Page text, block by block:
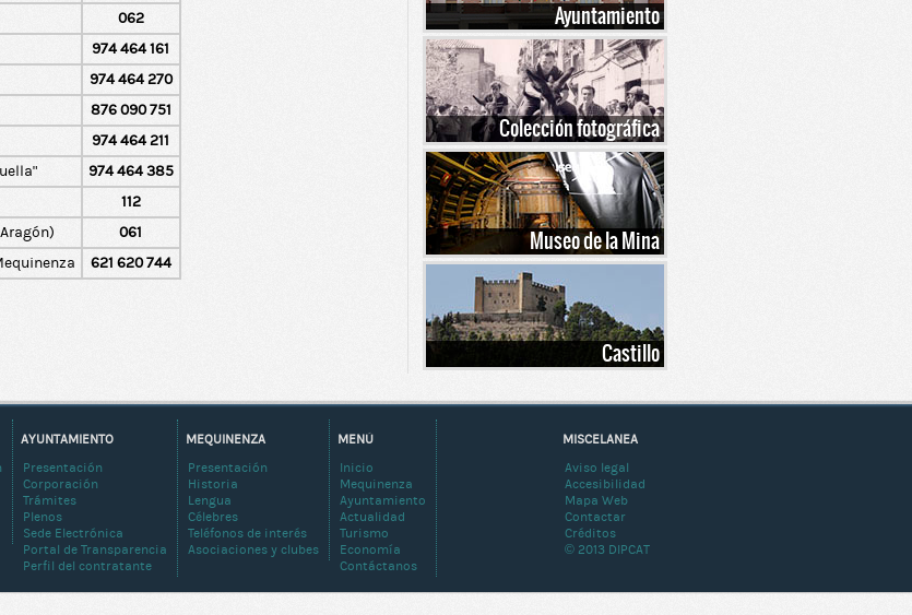
062
974 464 161
974 464 270
876 090 751
974 464 211
974 464 385
112
061
621 620 744
Ayuntamiento
Colección fotográfica
Museo de la Mina
Castillo
MENÚ
Inicio
Mequinenza
Ayuntamiento
Actualidad
Turismo
Economía
Contáctanos
MEQUINENZA
Presentación
Historia
Lengua
Célebres
Teléfonos de interés
Asociaciones y clubes
AYUNTAMIENTO
Presentación
Corporación
Trámites
Plenos
Sede Electrónica
Portal de Transparencia
Perfil del contratante
MISCELANEA
Aviso legal
Accesibilidad
Mapa Web
Contactar
Créditos
© 2013 DIPCAT